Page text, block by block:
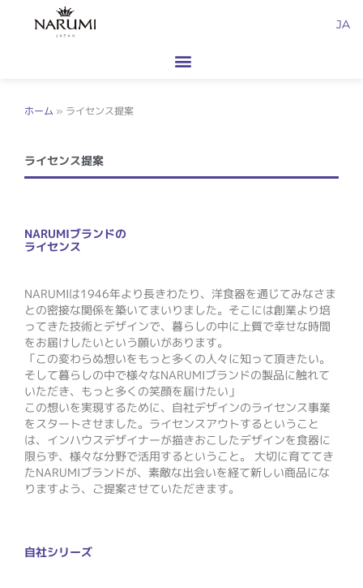
JA
ホーム » ライセンス提案
ライセンス提案
NARUMIブランドの
ライセンス
NARUMIは1946年より長きわたり、洋食器を通じてみなさま
との密接な関係を築いてまいりました。そこには創業より培
ってきた技術とデザインで、暮らしの中に上質で幸せな時間
をお届けしたいという願いがあります。
「この変わらぬ想いをもっと多くの人々に知って頂きたい。
そして暮らしの中で様々なNARUMIブランドの製品に触れて
いただき、もっと多くの笑顔を届けたい」
この想いを実現するために、自社デザインのライセンス事業
をスタートさせました。ライセンスアウトするということ
は、インハウスデザイナーが描きおこしたデザインを食器に
限らず、様々な分野で活用するということ。 大切に育ててき
たNARUMIブランドが、素敵な出会いを経て新しい商品にな
りますよう、ご提案させていただきます。
自社シリーズ